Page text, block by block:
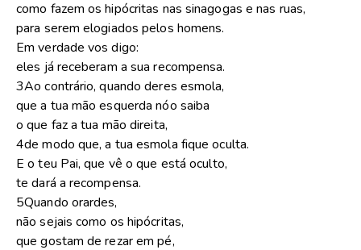
como fazem os hipócritas nas sinagogas e nas ruas,
para serem elogiados pelos homens.
Em verdade vos digo:
eles já receberam a sua recompensa.
3Ao contrário, quando deres esmola,
que a tua mão esquerda nóo saiba
o que faz a tua mão direita,
4de modo que, a tua esmola fique oculta.
E o teu Pai, que vê o que está oculto,
te dará a recompensa.
5Quando orardes,
não sejais como os hipócritas,
que gostam de rezar em pé,